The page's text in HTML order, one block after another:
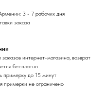
: 3 - 7 рабочих дня
заказа
интернет-магазина, возврат
бесплатно
примерку до 15 минут
примерки не ограничено